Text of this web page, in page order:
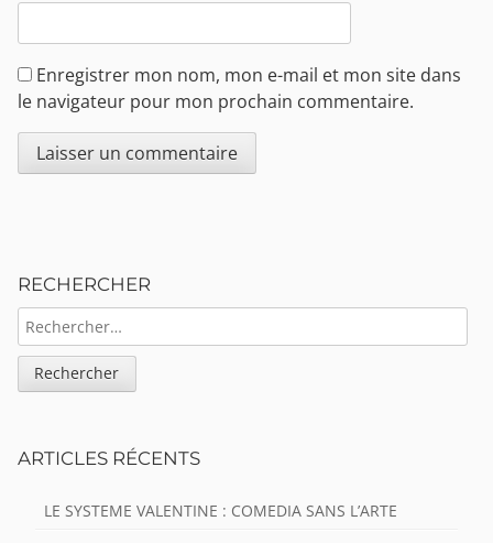
Enregistrer mon nom, mon e-mail et mon site dans
le navigateur pour mon prochain commentaire.
RECHERCHER
RECHERCHER :
ARTICLES RÉCENTS
LE SYSTEME VALENTINE : COMEDIA SANS L’ARTE